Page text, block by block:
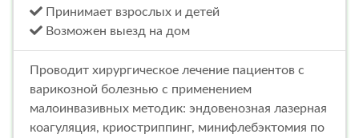
Принимает взрослых и детей
Возможен выезд на дом
Проводит хирургическое лечение пациентов с
варикозной болезнью с применением
малоинвазивных методик: эндовенозная лазерная
коагуляция, криостриппинг, минифлебэктомия по